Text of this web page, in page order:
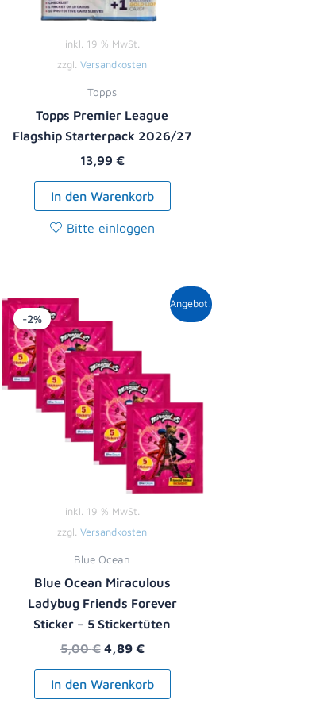
inkl. 19 % MwSt.
zzgl. Versandkosten
Topps
Topps Premier League
Flagship Starterpack 2026/27
13,99 €
In den Warenkorb
Bitte einloggen
Angebot!
-2%
inkl. 19 % MwSt.
zzgl. Versandkosten
Blue Ocean
Blue Ocean Miraculous
Ladybug Friends Forever
Sticker – 5 Stickertüten
5,00€
Ursprünglicher
war:
5,00 €
4,89 €
Aktueller
Preis
In den Warenkorb